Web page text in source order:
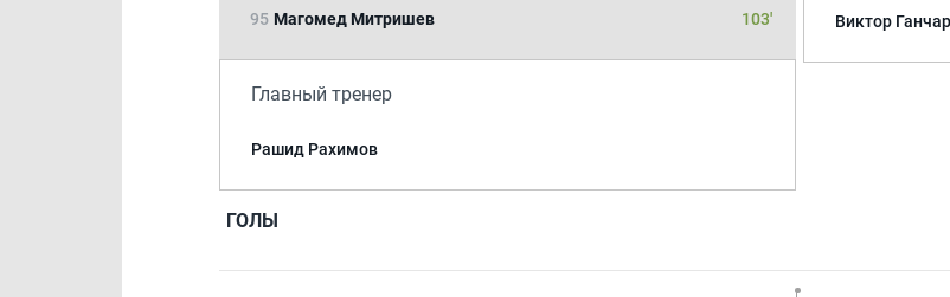
95 Магомед Митришев 103'
Главный тренер
Рашид Рахимов
Виктор
ГОЛЫ